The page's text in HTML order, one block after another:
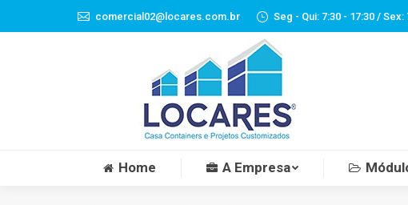
comercial02@locares.com.br Seg - Qui: 7:30 - 17:30 / Sex:
Home A Empresa